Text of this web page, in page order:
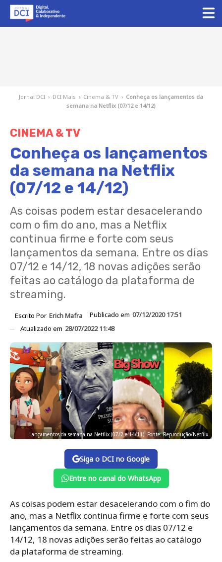
Jornal DCI › DCI Mais › Cinema & TV › Conheça os lançamentos da
semana na Netflix (07/12 e 14/12)
CINEMA & TV
Conheça os lançamentos
da semana na Netflix
(07/12 e 14/12)
As coisas podem estar desacelerando
com o fim do ano, mas a Netflix
continua firme e forte com seus
lançamentos da semana. Entre os dias
07/12 e 14/12, 18 novas adições serão
feitas ao catálogo da plataforma de
streaming.
Escrito Por Erich Mafra Publicado em 07/12/2020 17:51
Atualizado em 28/07/2022 11:48
Lançamentos da semana na Netflix (07/2 e 14/11). Fonte: Reprodução/Netflix
Siga o DCI no Google
Entre no canal do WhatsApp
As coisas podem estar desacelerando com o fim do
ano, mas a Netflix continua firme e forte com seus
lançamentos da semana. Entre os dias 07/12 e
14/12, 18 novas adições serão feitas ao catálogo
da plataforma de streaming.